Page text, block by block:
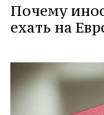
Почему
ехать на